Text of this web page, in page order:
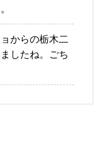
からの栃木二
したね。ごち